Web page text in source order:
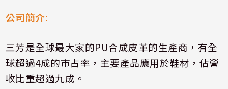
公司簡介:
三芳是全球最大家的PU合成皮革的生產商，有全
球超過4成的市占率，主要產品應用於鞋材，佔營
收比重超過九成。